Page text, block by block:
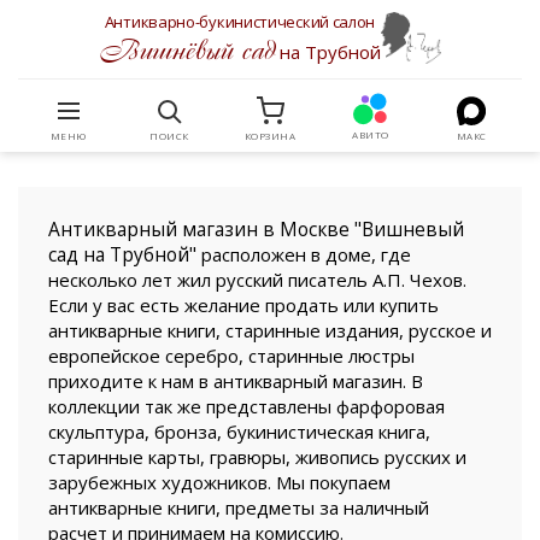
Антикварно-букинистический салон
Вишнёвый садна Трубной
МЕНЮ ПОИСК КОРЗИНА АВИТО МАКС
Антикварный магазин в Москве "Вишневый
сад на Трубной" расположен в доме, где
несколько лет жил русский писатель А.П. Чехов.
Если у вас есть желание продать или купить
антикварные книги, старинные издания, русское и
европейское серебро, старинные люстры
приходите к нам в антикварный магазин. В
коллекции так же представлены фарфоровая
скульптура, бронза, букинистическая книга,
старинные карты, гравюры, живопись русских и
зарубежных художников. Мы покупаем
антикварные книги, предметы за наличный
расчет и принимаем на комиссию.